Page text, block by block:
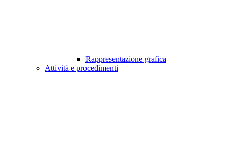
Rappresentazione grafica
Attività e procedimenti